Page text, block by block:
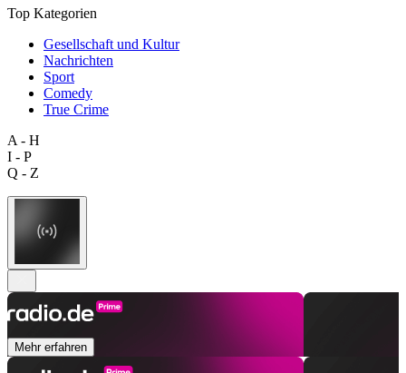
Top Kategorien
Gesellschaft und Kultur
Nachrichten
Sport
Comedy
True Crime
A - H
I - P
Q - Z
Mehr erfahren